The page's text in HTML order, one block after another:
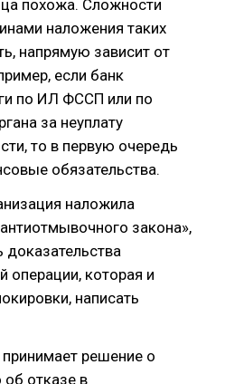
похожа. Сложности
наложения таких
напрямую зависит от
если банк
по ИЛ ФССП или по
за неуплату
то в первую очередь
обязательства.
наложила
закона»,
операции, которая и
написать
решение о
об отказе в